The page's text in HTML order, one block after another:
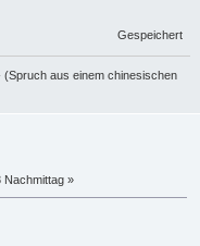
Gespeichert
(Spruch aus einem chinesischen
Nachmittag »